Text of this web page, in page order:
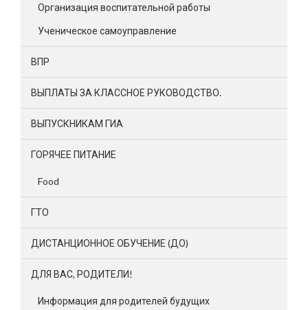
Организация воспитательной работы
Ученическое самоуправление
ВПР
ВЫПЛАТЫ ЗА КЛАССНОЕ РУКОВОДСТВО.
ВЫПУСКНИКАМ ГИА
ГОРЯЧЕЕ ПИТАНИЕ
Food
ГТО
ДИСТАНЦИОННОЕ ОБУЧЕНИЕ (ДО)
ДЛЯ ВАС, РОДИТЕЛИ!
Информация для родителей будущих